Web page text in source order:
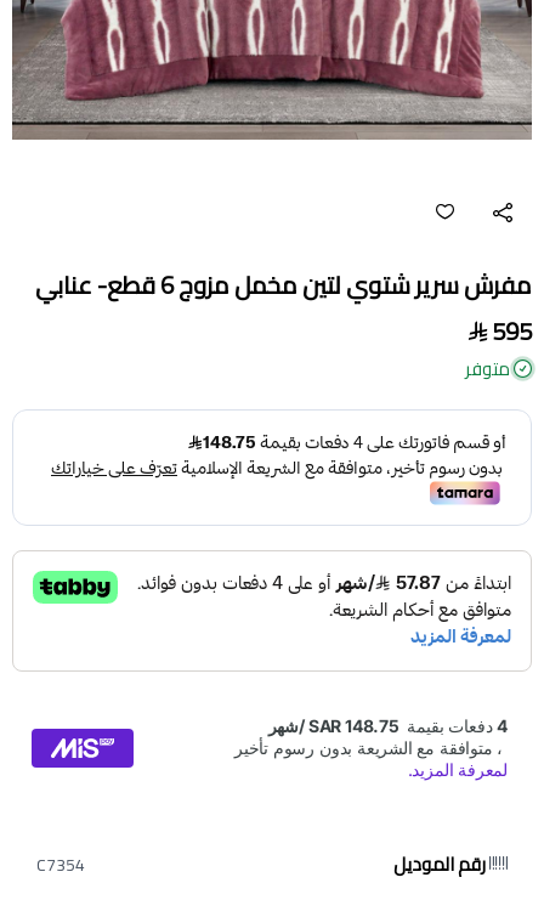
مفرش سرير شتوي لتين مخمل مزوج 6 قطع- عنابي
595
متوفر
رقم الموديل C7354